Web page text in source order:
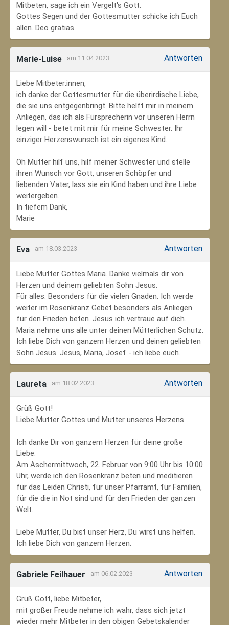
Mitbeten, sage ich ein Vergelt's Gott.
Gottes Segen und der Gottesmutter schicke ich Euch
allen. Deo gratias
Marie-Luise am 11.04.2023 Antworten
Liebe Mitbeter:innen,
ich danke der Gottesmutter für die überirdische Liebe,
die sie uns entgegenbringt. Bitte helft mir in meinem
Anliegen, das ich als Fürsprecherin vor unseren Herrn
legen will - betet mit mir für meine Schwester. Ihr
einziger Herzenswunsch ist ein eigenes Kind.
Oh Mutter hilf uns, hilf meiner Schwester und stelle
ihren Wunsch vor Gott, unseren Schöpfer und
liebenden Vater, lass sie ein Kind haben und ihre Liebe
weitergeben.
In tiefem Dank,
Marie
Eva am 18.03.2023 Antworten
Liebe Mutter Gottes Maria. Danke vielmals dir von
Herzen und deinem geliebten Sohn Jesus.
Für alles. Besonders für die vielen Gnaden. Ich werde
weiter im Rosenkranz Gebet besonders als Anliegen
für den Frieden beten. Jesus ich vertraue auf dich.
Maria nehme uns alle unter deinen Mütterlichen Schutz.
Ich liebe Dich von ganzem Herzen und deinen geliebten
Sohn Jesus. Jesus, Maria, Josef - ich liebe euch.
Laureta am 18.02.2023 Antworten
Grüß Gott!
Liebe Mutter Gottes und Mutter unseres Herzens.
Ich danke Dir von ganzem Herzen für deine große
Liebe.
Am Aschermittwoch, 22. Februar von 9:00 Uhr bis 10:00
Uhr, werde ich den Rosenkranz beten und meditieren
für das Leiden Christi, für unser Pfarramt, für Familien,
für die die in Not sind und für den Frieden der ganzen
Welt.
Liebe Mutter, Du bist unser Herz, Du wirst uns helfen.
Ich liebe Dich von ganzem Herzen.
Gabriele Feilhauer am 06.02.2023 Antworten
Grüß Gott, liebe Mitbeter,
mit großer Freude nehme ich wahr, dass sich jetzt
wieder mehr Mitbeter in den obigen Gebetskalender